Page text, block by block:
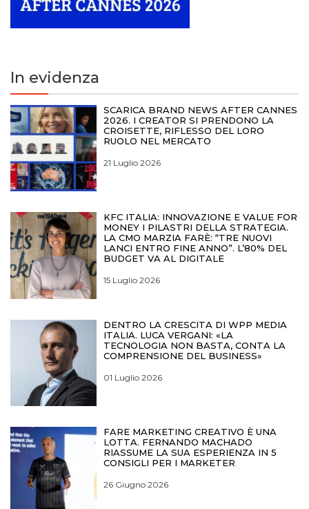
In evidenza
SCARICA BRAND NEWS AFTER CANNES
2026. I CREATOR SI PRENDONO LA
CROISETTE, RIFLESSO DEL LORO
RUOLO NEL MERCATO
21 Luglio 2026
KFC ITALIA: INNOVAZIONE E VALUE FOR
MONEY I PILASTRI DELLA STRATEGIA.
LA CMO MARZIA FARÈ: “TRE NUOVI
LANCI ENTRO FINE ANNO”. L’80% DEL
BUDGET VA AL DIGITALE
15 Luglio 2026
DENTRO LA CRESCITA DI WPP MEDIA
ITALIA. LUCA VERGANI: «LA
TECNOLOGIA NON BASTA, CONTA LA
COMPRENSIONE DEL BUSINESS»
01 Luglio 2026
FARE MARKETING CREATIVO È UNA
LOTTA. FERNANDO MACHADO
RIASSUME LA SUA ESPERIENZA IN 5
CONSIGLI PER I MARKETER
26 Giugno 2026